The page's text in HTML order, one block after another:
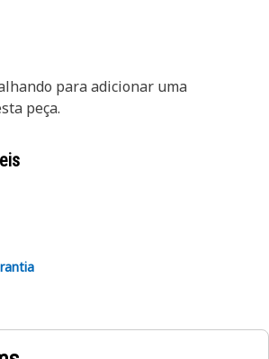
para adicionar uma
peça.